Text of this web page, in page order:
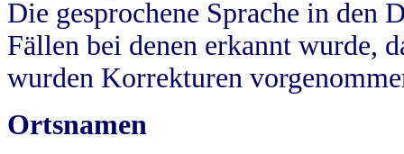
Die gesprochene Sprache in
Fällen bei denen erkannt wurde,
wurden Korrekturen
Ortsnamen